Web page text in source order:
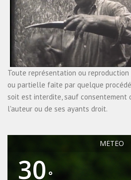
Toute représentation ou
ou partielle faite par quelque
soit est interdite, sauf consentement
l'auteur ou de ses ayants droit.
MÉTÉO
30 °